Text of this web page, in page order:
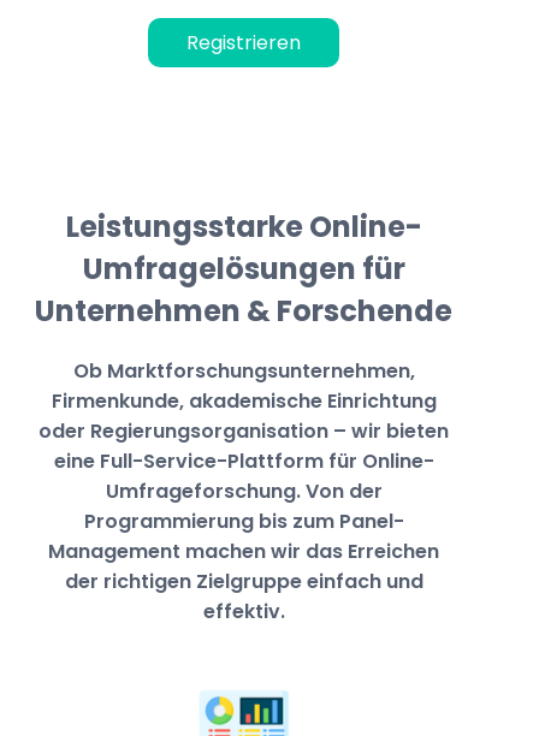
Registrieren
Leistungsstarke Online-
Umfragelösungen für
Unternehmen & Forschende
Ob Marktforschungsunternehmen,
Firmenkunde, akademische Einrichtung
oder Regierungsorganisation – wir bieten
eine Full-Service-Plattform für Online-
Umfrageforschung. Von der
Programmierung bis zum Panel-
Management machen wir das Erreichen
der richtigen Zielgruppe einfach und
effektiv.